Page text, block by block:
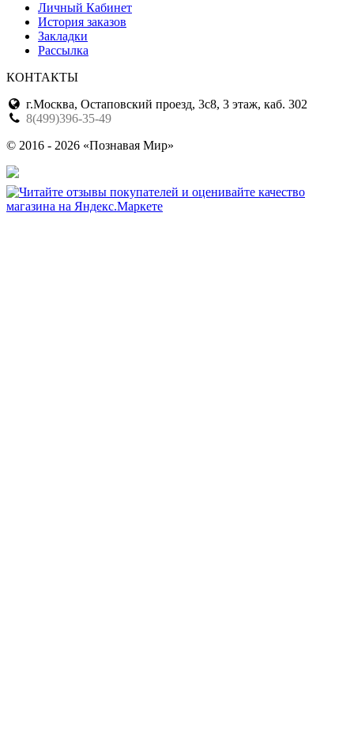
Личный Кабинет
История заказов
Закладки
Рассылка
КОНТАКТЫ
г.Москва, Остаповский проезд, 3с8, 3 этаж, каб. 302
8(499)396-35-49
© 2016 - 2026 «Познавая Мир»